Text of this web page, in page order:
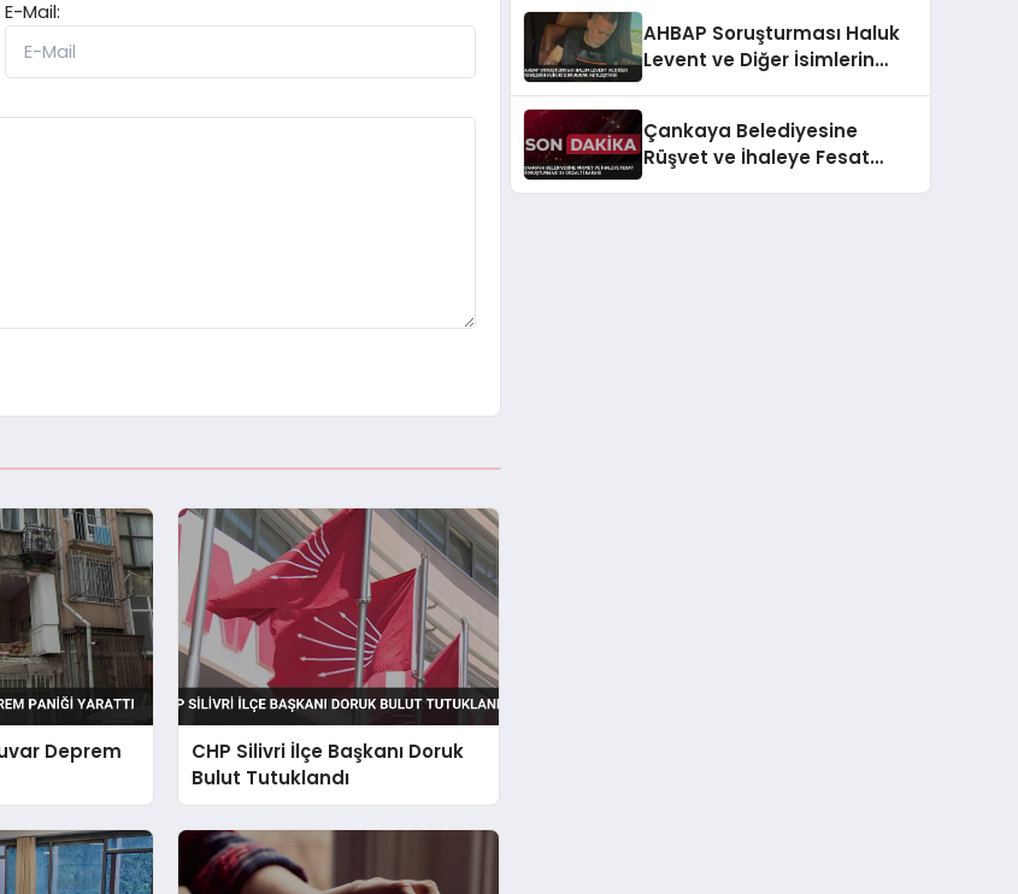
E-Mail:
Deprem
CHP Silivri İlçe Başkanı Doruk
Bulut Tutuklandı
AHBAP Soruşturması Haluk
Levent ve Diğer İsimlerin
Çankaya Belediyesine
Rüşvet ve İhaleye Fesat